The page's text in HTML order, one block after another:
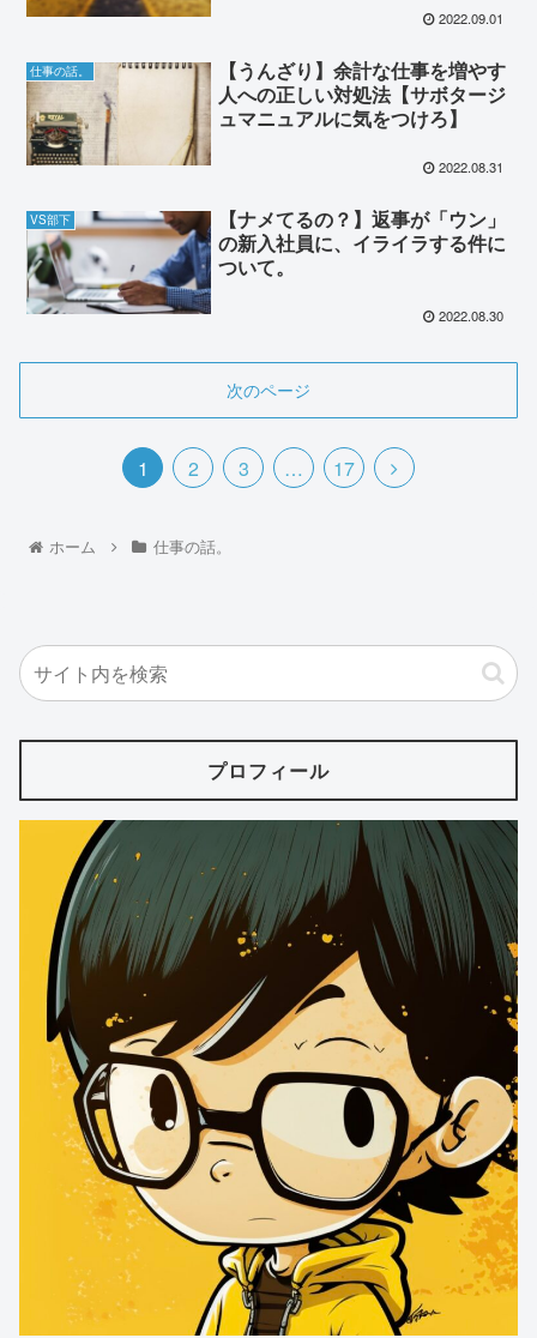
2022.09.01
仕事の話。
【うんざり】余計な仕事を増やす
人への正しい対処法【サボタージ
ュマニュアルに気をつけろ】
2022.08.31
VS部下
【ナメてるの？】返事が「ウン」
の新入社員に、イライラする件に
ついて。
2022.08.30
次のページ
1 2 3 … 17
ホーム 仕事の話。
プロフィール